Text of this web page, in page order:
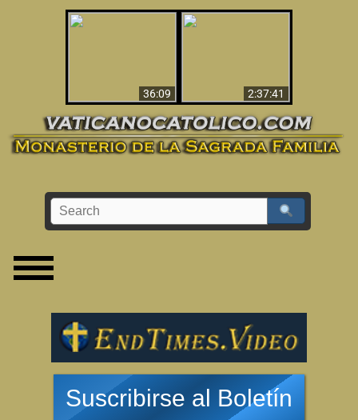
36:09
2:37:41
Suscribirse al Boletín